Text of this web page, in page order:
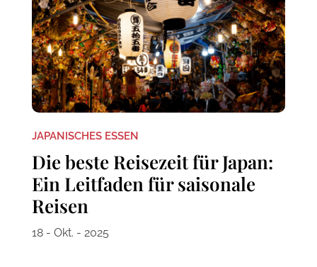
JAPANISCHES ESSEN
Die beste Reisezeit für Japan:
Ein Leitfaden für saisonale
Reisen
18 - Okt. - 2025